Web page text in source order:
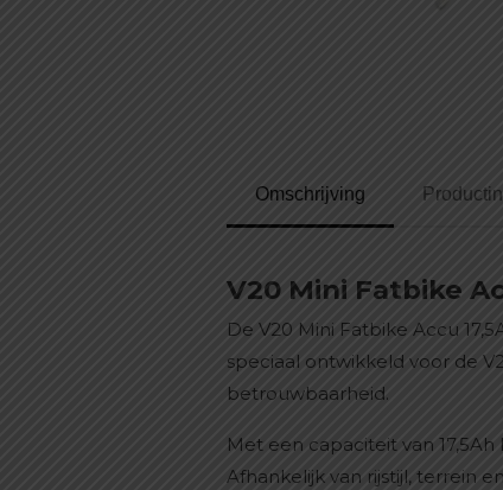
Omschrijving
V20 Mini Fatbike
De V20 Mini Fatbike Accu
speciaal ontwikkeld voor de
betrouwbaarheid.
Met een capaciteit van
Afhankelijk van rijstijl, terrein